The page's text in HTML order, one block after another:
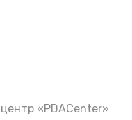
«PDACenter»